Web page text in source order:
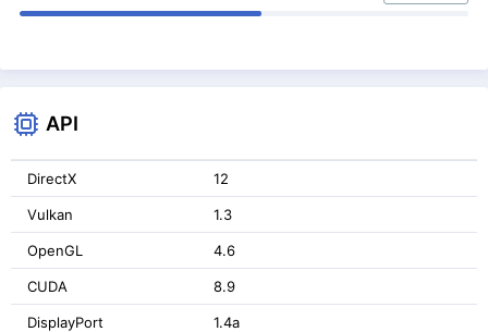
API
DirectX 12
Vulkan 1.3
OpenGL 4.6
CUDA 8.9
DisplayPort 1.4a